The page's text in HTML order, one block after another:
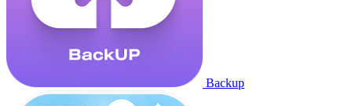
Backup